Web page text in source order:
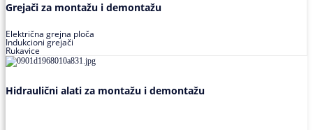
Grejači za montažu i demontažu
Električna grejna ploča
Indukcioni grejači
Rukavice
Hidraulični alati za montažu i demontažu